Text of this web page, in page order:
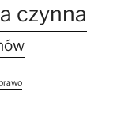
czynna